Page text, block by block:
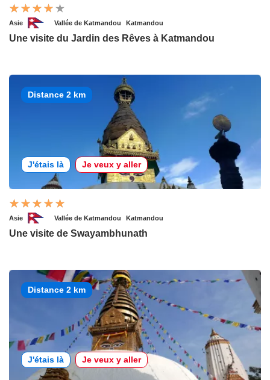
Asie Vallée de Katmandou Katmandou
Une visite du Jardin des Rêves à Katmandou
Distance 2 km
J'étais là Je veux y aller
Asie Vallée de Katmandou Katmandou
Une visite de Swayambhunath
Distance 2 km
J'étais là Je veux y aller